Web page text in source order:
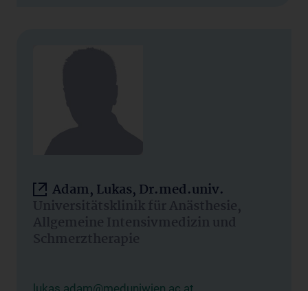
Adam, Lukas, Dr.med.univ.
Universitätsklinik für Anästhesie,
Allgemeine Intensivmedizin und
Schmerztherapie
lukas.adam@meduniwien.ac.at